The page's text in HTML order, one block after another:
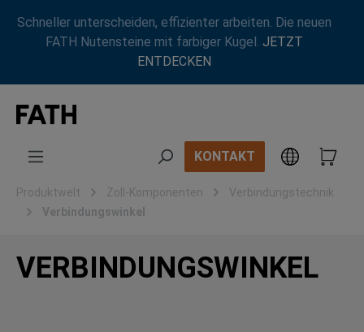
Zum Hauptinhalt springen
Schneller unterscheiden, effizienter arbeiten. Die neuen
FATH Nutensteine mit farbiger Kugel. JETZT
ENTDECKEN
KONTAKT
Produktwelt Zoll-Komponenten
Verbindungstechnik
Verbindungswinkel
VERBINDUNGSWINKEL